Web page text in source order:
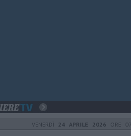
VENERDÌ 24 APRILE 2026 ORE